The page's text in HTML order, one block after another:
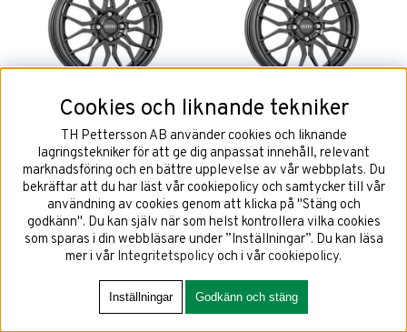
DOTZ LimeRock Grey 6,5x16
2125 kr
KÖP!
DOTZ LimeRock Grey 6,5x16
2125 kr
KÖP!
Cookies och liknande tekniker
TH Pettersson AB använder cookies och liknande
lagringstekniker för att ge dig anpassat innehåll, relevant
marknadsföring och en bättre upplevelse av vår webbplats. Du
bekräftar att du har läst vår cookiepolicy och samtycker till vår
användning av cookies genom att klicka på "Stäng och
godkänn". Du kan själv när som helst kontrollera vilka cookies
som sparas i din webbläsare under ”Inställningar”. Du kan läsa
mer i vår Integritetspolicy och i vår cookiepolicy.
Inställningar Godkänn och stäng